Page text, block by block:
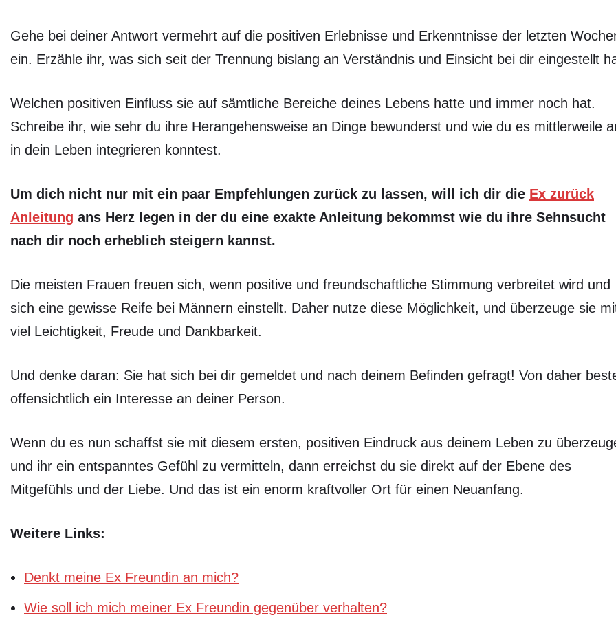
Gehe bei deiner Antwort vermehrt auf die positiven Erlebnisse und Erkenntnisse der letzten
ein. Erzähle ihr, was sich seit der Trennung bislang an Verständnis und Einsicht bei dir eingestellt
Welchen positiven Einfluss sie auf sämtliche Bereiche deines Lebens hatte und immer noch hat.
Schreibe ihr, wie sehr du ihre Herangehensweise an Dinge bewunderst und wie du es mittlerweile
in dein Leben integrieren konntest.
Um dich nicht nur mit ein paar Empfehlungen zurück zu lassen, will ich dir die Ex zurück
Anleitung ans Herz legen in der du eine exakte Anleitung bekommst wie du ihre Sehnsucht
nach dir noch erheblich steigern kannst.
Die meisten Frauen freuen sich, wenn positive und freundschaftliche Stimmung verbreitet wird und
sich eine gewisse Reife bei Männern einstellt. Daher nutze diese Möglichkeit, und überzeuge sie
viel Leichtigkeit, Freude und Dankbarkeit.
Und denke daran: Sie hat sich bei dir gemeldet und nach deinem Befinden gefragt! Von daher
offensichtlich ein Interesse an deiner Person.
Wenn du es nun schaffst sie mit diesem ersten, positiven Eindruck aus deinem Leben zu
und ihr ein entspanntes Gefühl zu vermitteln, dann erreichst du sie direkt auf der Ebene des
Mitgefühls und der Liebe. Und das ist ein enorm kraftvoller Ort für einen Neuanfang.
Weitere Links:
Denkt meine Ex Freundin an mich?
Wie soll ich mich meiner Ex Freundin gegenüber verhalten?